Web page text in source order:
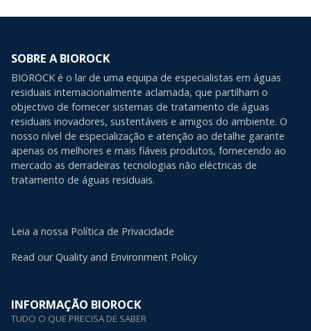
SOBRE A BIOROCK
BIOROCK é o lar de uma equipa de especialistas em águas
residuais internacionalmente aclamada, que partilham o
objectivo de fornecer sistemas de tratamento de águas
residuais inovadores, sustentáveis e amigos do ambiente. O
nosso nível de especialização e atenção ao detalhe garante
apenas os melhores e mais fiáveis produtos, fornecendo ao
mercado as derradeiras tecnologias não eléctricas de
tratamento de águas residuais.
Leia a nossa Política de Privacidade
Read our Quality and Environment Policy
INFORMAÇÃO BIOROCK
TUDO O QUE PRECISA DE SABER